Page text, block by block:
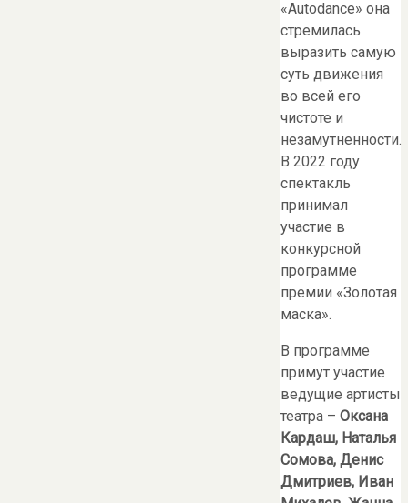
«Autodance» она
стремилась
выразить самую
суть движения
во всей его
чистоте и
незамутненности.
В 2022 году
спектакль
принимал
участие в
конкурсной
программе
премии «Золотая
маска».
В программе
примут участие
ведущие артисты
театра – Оксана
Кардаш, Наталья
Сомова, Денис
Дмитриев, Иван